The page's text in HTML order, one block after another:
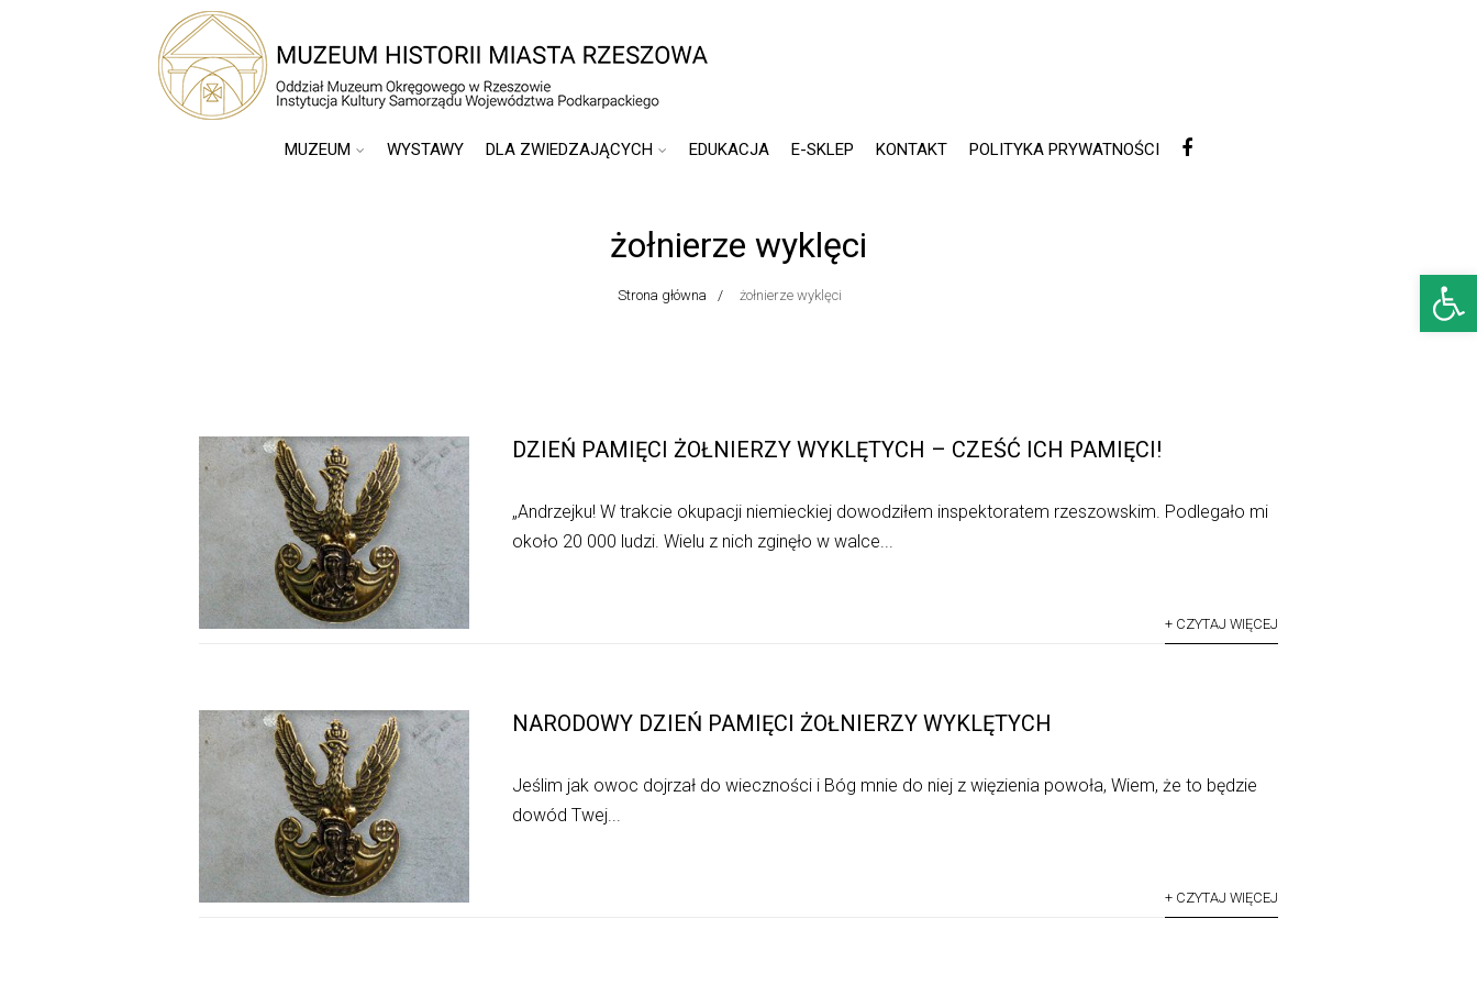
MUZEUM WYSTAWY DLA ZWIEDZAJĄCYCH EDUKACJA E-SKLEP KONTAKT POLITYKA PRYWATNOŚCI
żołnierze wyklęci
Strona główna żołnierze wyklęci
DZIEŃ PAMIĘCI ŻOŁNIERZY WYKLĘTYCH – CZEŚĆ ICH PAMIĘCI!
„Andrzejku! W trakcie okupacji niemieckiej dowodziłem inspektoratem rzeszowskim. Podlegało mi
około 20 000 ludzi. Wielu z nich zginęło w walce...
+ CZYTAJ WIĘCEJ
NARODOWY DZIEŃ PAMIĘCI ŻOŁNIERZY WYKLĘTYCH
Jeślim jak owoc dojrzał do wieczności i Bóg mnie do niej z więzienia powoła, Wiem, że to będzie
dowód Twej...
+ CZYTAJ WIĘCEJ